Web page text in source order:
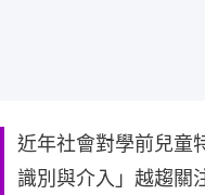
近年社會對學前兒童
識別與介入」越趨關